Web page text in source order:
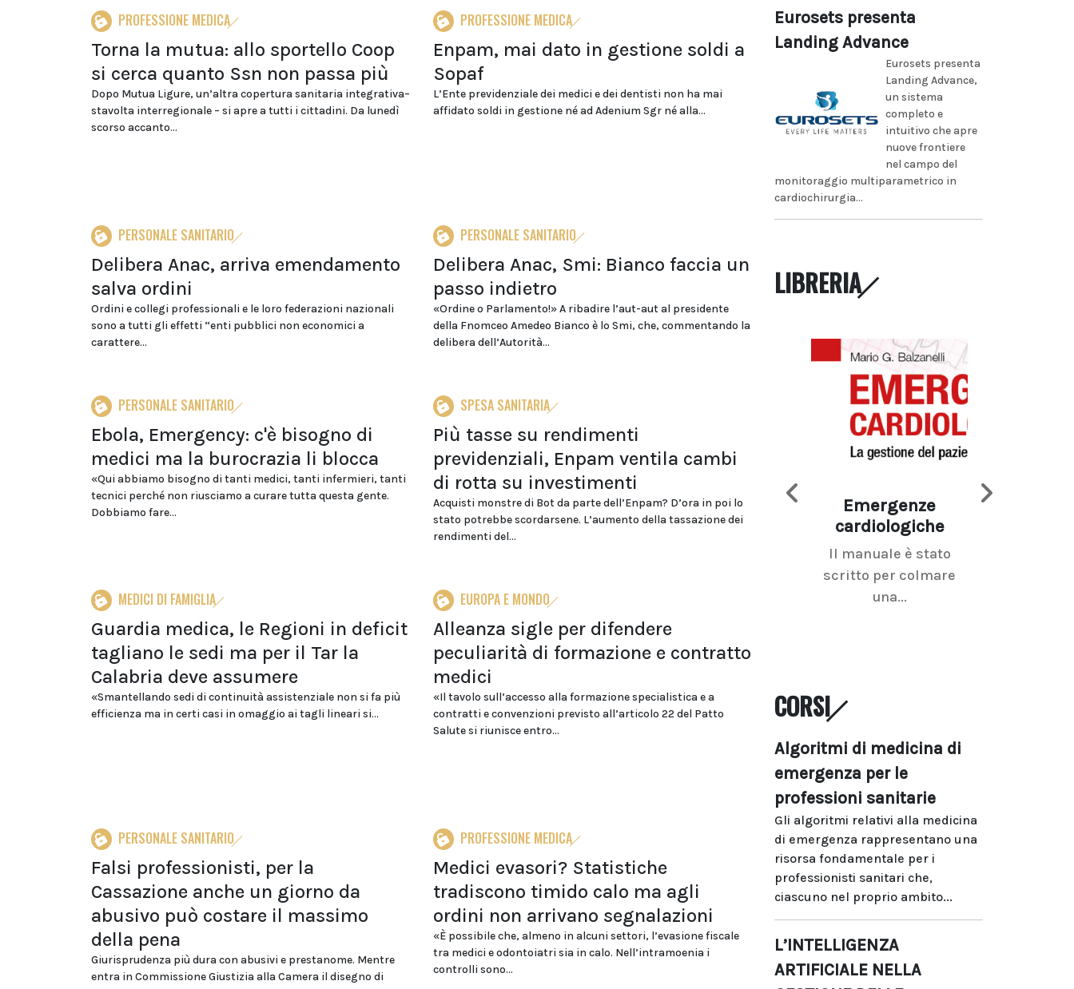
PROFESSIONE MEDICA
Torna la mutua: allo sportello Coop
si cerca quanto Ssn non passa più
Dopo Mutua Ligure, un’altra copertura sanitaria integrativa–
stavolta interregionale – si apre a tutti i cittadini. Da lunedì
scorso accanto...
PROFESSIONE MEDICA
Enpam, mai dato in gestione soldi a
Sopaf
L’Ente previdenziale dei medici e dei dentisti non ha mai
affidato soldi in gestione né ad Adenium Sgr né alla...
PERSONALE SANITARIO
Delibera Anac, arriva emendamento
salva ordini
Ordini e collegi professionali e le loro federazioni nazionali
sono a tutti gli effetti “enti pubblici non economici a
carattere...
PERSONALE SANITARIO
Delibera Anac, Smi: Bianco faccia un
passo indietro
«Ordine o Parlamento!» A ribadire l’aut-aut al presidente
della Fnomceo Amedeo Bianco è lo Smi, che, commentando la
delibera dell’Autorità...
PERSONALE SANITARIO
Ebola, Emergency: c'è bisogno di
medici ma la burocrazia li blocca
«Qui abbiamo bisogno di tanti medici, tanti infermieri, tanti
tecnici perché non riusciamo a curare tutta questa gente.
Dobbiamo fare...
SPESA SANITARIA
Più tasse su rendimenti
previdenziali, Enpam ventila cambi
di rotta su investimenti
Acquisti monstre di Bot da parte dell’Enpam? D’ora in poi lo
stato potrebbe scordarsene. L’aumento della tassazione dei
rendimenti del...
MEDICI DI FAMIGLIA
Guardia medica, le Regioni in deficit
tagliano le sedi ma per il Tar la
Calabria deve assumere
«Smantellando sedi di continuità assistenziale non si fa più
efficienza ma in certi casi in omaggio ai tagli lineari si...
EUROPA E MONDO
Alleanza sigle per difendere
peculiarità di formazione e contratto
medici
«Il tavolo sull’accesso alla formazione specialistica e a
contratti e convenzioni previsto all’articolo 22 del Patto
Salute si riunisce entro...
PERSONALE SANITARIO
Falsi professionisti, per la
Cassazione anche un giorno da
abusivo può costare il massimo
della pena
Giurisprudenza più dura con abusivi e prestanome. Mentre
entra in Commissione Giustizia alla Camera il disegno di
PROFESSIONE MEDICA
Medici evasori? Statistiche
tradiscono timido calo ma agli
ordini non arrivano segnalazioni
«È possibile che, almeno in alcuni settori, l’evasione fiscale
tra medici e odontoiatri sia in calo. Nell’intramoenia i
controlli sono...
Eurosets presenta
Landing Advance
Eurosets presenta
Landing Advance,
un sistema
completo e
intuitivo che apre
nuove frontiere
nel campo del
monitoraggio multiparametrico in
cardiochirurgia...
LIBRERIA
Emergenze
cardiologiche
Il manuale è stato
scritto per colmare
una...
CORSI
Algoritmi di medicina di
emergenza per le
professioni sanitarie
Gli algoritmi relativi alla medicina
di emergenza rappresentano una
risorsa fondamentale per i
professionisti sanitari che,
ciascuno nel proprio ambito...
L’INTELLIGENZA
ARTIFICIALE NELLA